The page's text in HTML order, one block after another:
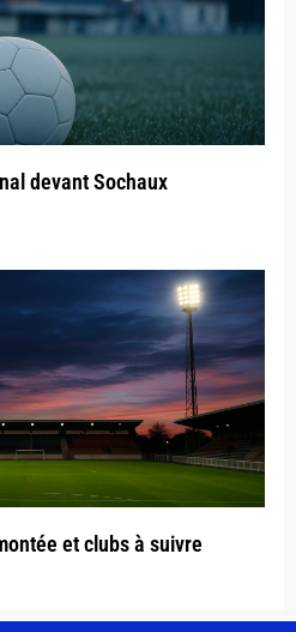
devant Sochaux
et clubs à suivre